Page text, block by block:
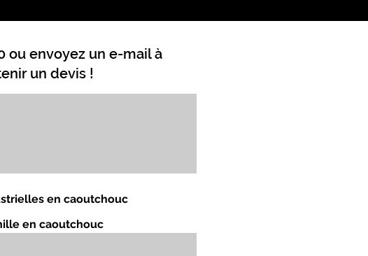
ou envoyez un e-mail à
un devis !
en caoutchouc
en caoutchouc